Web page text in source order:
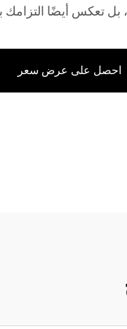
تعكس أيضًا التزامك
احصل على عرض سعر